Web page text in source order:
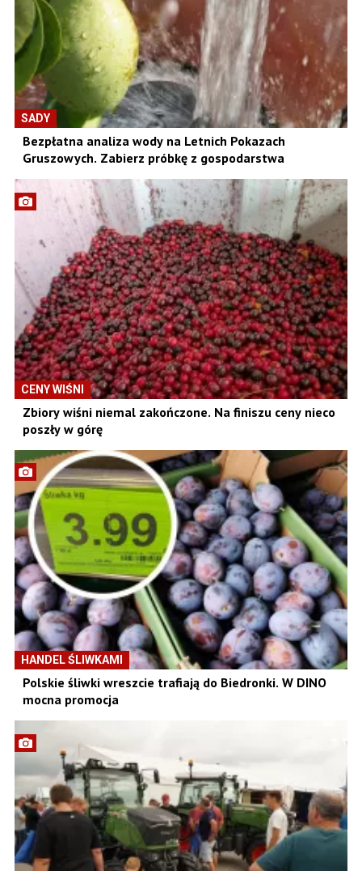
SADY
Bezpłatna analiza wody na Letnich Pokazach
Gruszowych. Zabierz próbkę z gospodarstwa
CENY WIŚNI
Zbiory wiśni niemal zakończone. Na finiszu ceny nieco
poszły w górę
HANDEL ŚLIWKAMI
Polskie śliwki wreszcie trafiają do Biedronki. W DINO
mocna promocja